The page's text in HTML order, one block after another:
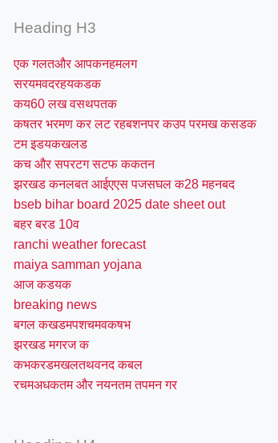
Heading H3
एक गलतऔर आपकनहमलग
सरयमवदरहयकडक
कय60 लख वसथपतक
कषतर भरमण कर लट रहबशनपर कउप परमख कसडक
टम इडयकखलड
कच और सपरटग सटफ ककतन
झरखड कनलबत आईएएस पजसघल क28 महनबद
bseb bihar board 2025 date sheet out
बहर बरड 10व
ranchi weather forecast
maiya samman yojana
आज कडयक
breaking news
बगल कखडमपशचमवकषभ
झरखड मगरज क
कभकरडमखलतथवनद कबल
रचमअधकतम और नयनतम तपमन गर